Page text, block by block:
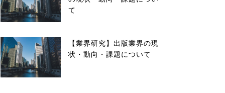
て
【業界研究】出版業界の現
状・動向・課題について